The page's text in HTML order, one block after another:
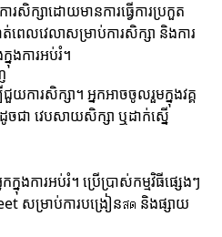
ារសិក្សាដោយមានការធ្វើការប្រកួត
េលវេលាសម្រាប់ការសិក្សា និងការ
នុងការអប់រំ។
យការសិក្សា។ អ្នកអាចចូលរួមក្នុងវគ្គ
ជា វេបសាយសិក្សា ឬដាក់ស្នើ
នុងការអប់រំ។ ប្រើប្រាស់កម្មវិធីផ្សេងៗ
សម្រាប់ការបង្រៀនสด និងផ្សាយ